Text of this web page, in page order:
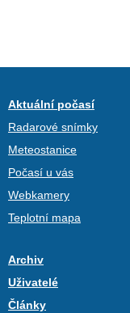
Aktuální počasí
Radarové snímky
Meteostanice
Počasí u vás
Webkamery
Teplotní mapa
Archiv
Uživatelé
Články